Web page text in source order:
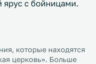
ярус с бойницами.
которые находятся
церковь». Больше